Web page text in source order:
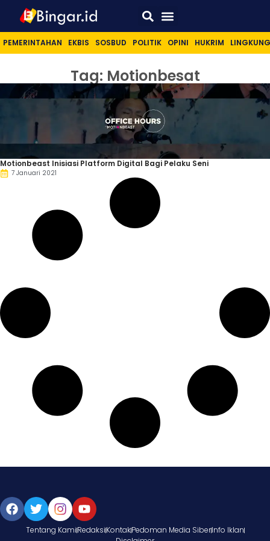
PEMERINTAHAN EKBIS SOSBUD POLITIK OPINI HUKRIM
Tag: Motionbesat
7 Januari 2021
Tentang KamiRedaksiKontakPedoman Media SiberInfo Iklan